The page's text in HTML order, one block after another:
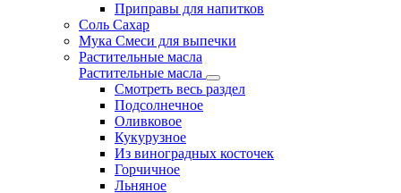
Приправы для напитков
Соль Сахар
Мука Смеси для выпечки
Растительные масла
Растительные масла
Смотреть весь раздел
Подсолнечное
Оливковое
Кукурузное
Из виноградных косточек
Горчичное
Льняное